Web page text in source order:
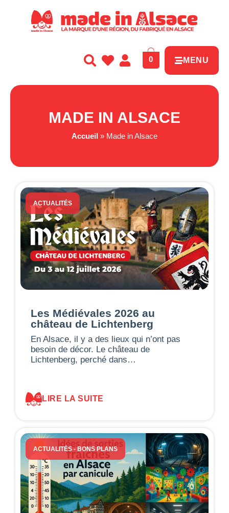
0 MENU
MADE IN ALSACE
Accueil » Made in Alsace
ACTUALITÉS
Les Médiévales 2026 au
château de Lichtenberg
En Alsace, il y a des lieux qui n’ont pas
besoin de décor. Le château de
Lichtenberg, perché dans…
LIRE LA SUITE
ACTUALITÉS- BONS PLANS